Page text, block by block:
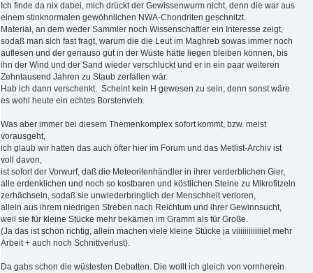
Ich finde da nix dabei, mich drückt der Gewissenwurm nicht, denn die war aus
einem stinknormalen gewöhnlichen NWA-Chondriten geschnitzt.
Material, an dem weder Sammler noch Wissenschaftler ein Interesse zeigt,
sodaß man sich fast fragt, warum die die Leut im Maghreb sowas immer noch
auflesen und der genauso gut in der Wüste hätte liegen bleiben können, bis
ihn der Wind und der Sand wieder verschluckt und er in ein paar weiteren
Zehntausend Jahren zu Staub zerfallen wär.
Hab ich dann verschenkt. Scheint kein H gewesen zu sein, denn sonst wäre
es wohl heute ein echtes Borstenvieh.
Was aber immer bei diesem Themenkomplex sofort kommt, bzw. meist
vorausgeht,
ich glaub wir hatten das auch öfter hier im Forum und das Metlist-Archiv ist
voll davon,
ist sofort der Vorwurf, daß die Meteoritenhändler in ihrer verderblichen Gier,
alle erdenklichen und noch so kostbaren und köstlichen Steine zu Mikrofitzeln
zerhächseln, sodaß sie unwiederbringlich der Menschheit verloren,
allein aus ihrem niedrigen Streben nach Reichtum und ihrer Gewinnsucht,
weil sie für kleine Stücke mehr bekämen im Gramm als für Große.
(Ja das ist schon richtig, allein machen viele kleine Stücke ja viiiiiiiiiiiiiel mehr
Arbeit + auch noch Schnittverlust).
Da gabs schon die wüstesten Debatten. Die wollt ich gleich von vornherein